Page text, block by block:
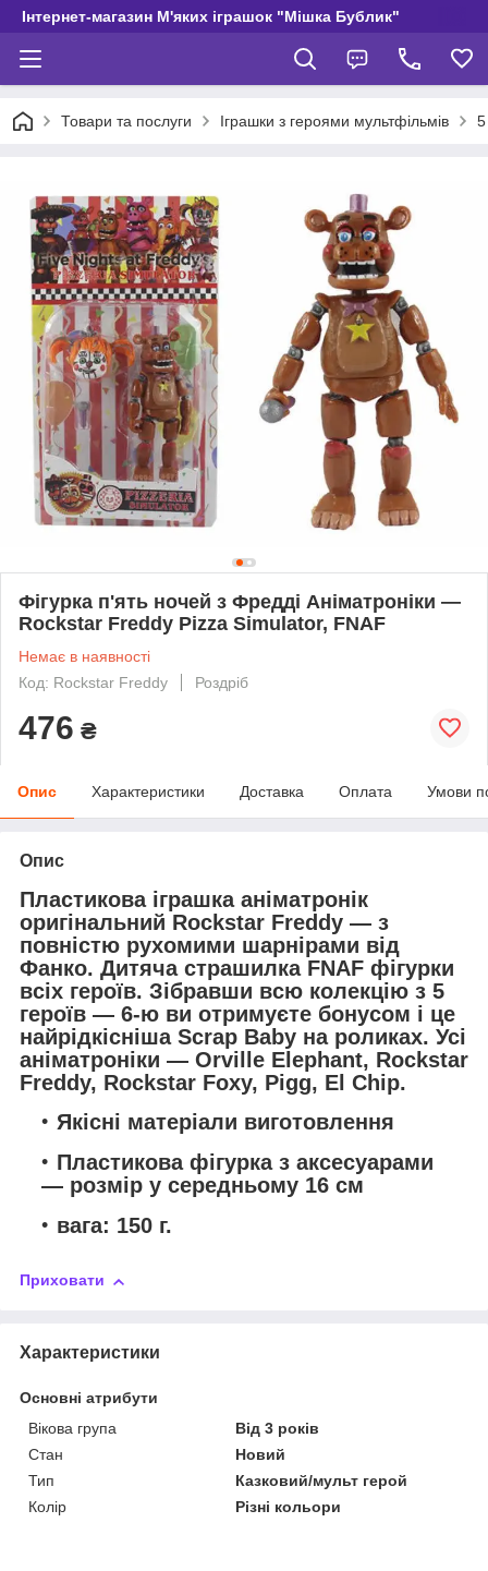
Інтернет-магазин М'яких іграшок "Мішка Бублик"
Товари та послуги Іграшки з героями мультфільмів
Фігурка п'ять ночей з Фредді Аніматроніки —
Rockstar Freddy Pizza Simulator, FNAF
Немає в наявності
Код: Rockstar Freddy
Роздріб
476 ₴
Опис Характеристики Доставка Оплата Умови
Опис
Пластикова іграшка аніматронік
оригінальний Rockstar Freddy — з
повністю рухомими шарнірами від
Фанко. Дитяча страшилка FNAF фігурки
всіх героїв. Зібравши всю колекцію з 5
героїв — 6-ю ви отримуєте бонусом і це
найрідкісніша Scrap Baby на роликах. Усі
аніматроніки — Orville Elephant, Rockstar
Freddy, Rockstar Foxy, Pigg, El Chip.
Якісні матеріали виготовлення
Пластикова фігурка з аксесуарами
— розмір у середньому 16 см
вага: 150 г.
Приховати
Характеристики
Основні атрибути
Вікова група
Від 3 років
Стан
Новий
Тип
Казковий/мульт герой
Колір
Різні кольори